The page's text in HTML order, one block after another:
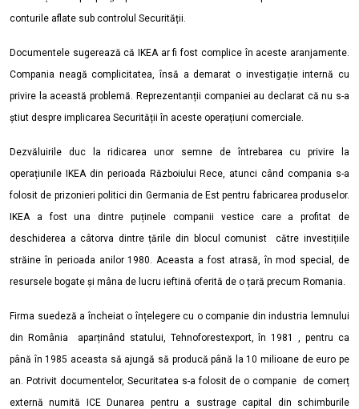
conturile aflate sub controlul Securității.
Documentele sugerează că IKEA ar fi fost complice în aceste aranjamente.
Compania neagă complicitatea, însă a demarat o investigație internă cu
privire la această problemă. Reprezentanții companiei au declarat că nu s-a
știut despre implicarea Securității în aceste operațiuni comerciale.
Dezvăluirile duc la ridicarea unor semne de întrebarea cu privire la
operațiunile IKEA din perioada Războiului Rece, atunci când compania s-a
folosit de prizonieri politici din Germania de Est pentru fabricarea produselor.
IKEA a fost una dintre puținele companii vestice care a profitat de
deschiderea a câtorva dintre țările din blocul comunist către investițiile
străine în perioada anilor 1980. Aceasta a fost atrasă, în mod special, de
resursele bogate și mâna de lucru ieftină oferită de o țară precum Romania.
Firma suedeză a încheiat o înțelegere cu o companie din industria lemnului
din România aparținând statului, Tehnoforestexport, în 1981 , pentru ca
până în 1985 aceasta să ajungă să producă până la 10 milioane de euro pe
an. Potrivit documentelor, Securitatea s-a folosit de o companie de comerț
externă numită ICE Dunarea pentru a sustrage capital din schimburile